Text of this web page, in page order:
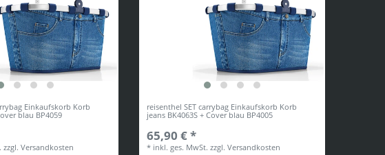
Einkaufskorb Korb
blau BP4059
zzgl.Versandkosten
reisenthel SET carrybag Einkaufskorb Korb
jeans BK4063S + Cover blau BP4005
65,90 € *
* inkl. ges. MwSt. zzgl.Versandkosten